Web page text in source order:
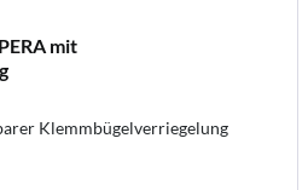
mit
Klemmbügelverriegelung